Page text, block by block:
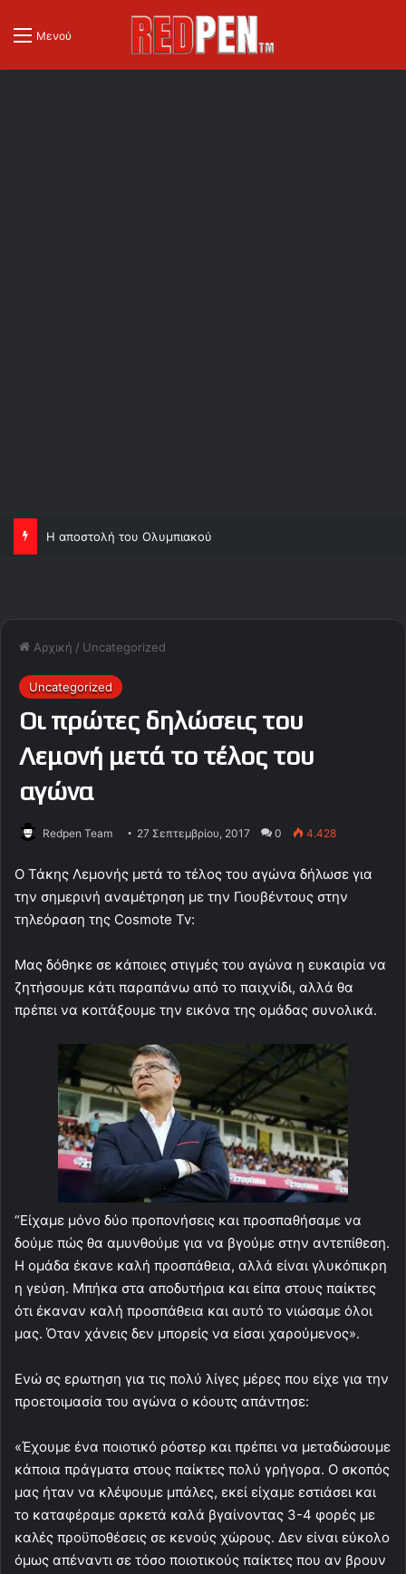
Μενού
Η αποστολή του Ολυμπιακού
Αρχική / Uncategorized
Uncategorized
Οι πρώτες δηλώσεις του
Λεμονή μετά το τέλος του
αγώνα
Redpen Team 27 Σεπτεμβρίου, 2017 0 4.428
O Τάκης Λεμονής μετά το τέλος του αγώνα δήλωσε για
την σημερινή αναμέτρηση με την Γιουβέντους στην
τηλεόραση της Cosmote Tv:
Μας δόθηκε σε κάποιες στιγμές του αγώνα η ευκαιρία να
ζητήσουμε κάτι παραπάνω από το παιχνίδι, αλλά θα
πρέπει να κοιτάξουμε την εικόνα της ομάδας συνολικά.
“Είχαμε μόνο δύο προπονήσεις και προσπαθήσαμε να
δούμε πώς θα αμυνθούμε για να βγούμε στην αντεπίθεση.
Η ομάδα έκανε καλή προσπάθεια, αλλά είναι γλυκόπικρη
η γεύση. Μπήκα στα αποδυτήρια και είπα στους παίκτες
ότι έκαναν καλή προσπάθεια και αυτό το νιώσαμε όλοι
μας. Όταν χάνεις δεν μπορείς να είσαι χαρούμενος».
Ενώ σς ερωτηση για τις πολύ λίγες μέρες που είχε για την
προετοιμασία του αγώνα ο κόουτς απάντησε:
«Έχουμε ένα ποιοτικό ρόστερ και πρέπει να μεταδώσουμε
κάποια πράγματα στους παίκτες πολύ γρήγορα. Ο σκοπός
μας ήταν να κλέψουμε μπάλες, εκεί είχαμε εστιάσει και
το καταφέραμε αρκετά καλά βγαίνοντας 3-4 φορές με
καλές προϋποθέσεις σε κενούς χώρους. Δεν είναι εύκολο
όμως απέναντι σε τόσο ποιοτικούς παίκτες που αν βρουν